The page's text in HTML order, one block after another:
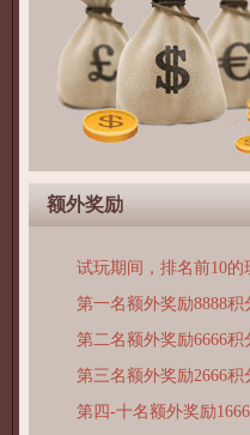
额外奖励
试玩期间，排名前10
第一名额外奖励8888积
第二名额外奖励6666积
第三名额外奖励2666积
第四-十名额外奖励